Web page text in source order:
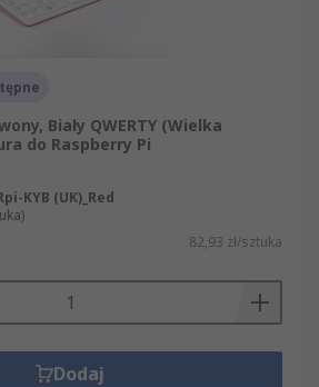
Biały QWERTY (Wielka
do Raspberry Pi
KYB (UK)_Red
82,93 zł/sztuka
Dodaj